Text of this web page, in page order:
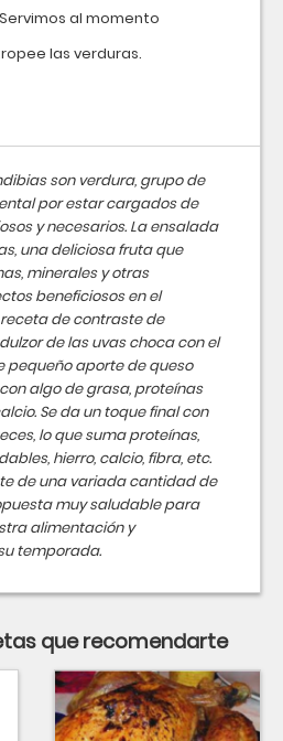
al momento
las verduras.
son verdura, grupo de
por estar cargados de
y necesarios. La ensalada
una deliciosa fruta que
minerales y otras
beneficiosos en el
de contraste de
de las uvas choca con el
pequeño aporte de queso
algo de grasa, proteínas
Se da un toque final con
lo que suma proteínas,
hierro, calcio, fibra, etc.
de una variada cantidad de
muy saludable para
alimentación y
temporada.
que recomendarte